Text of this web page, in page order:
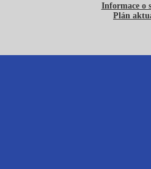
Informace o
Plán